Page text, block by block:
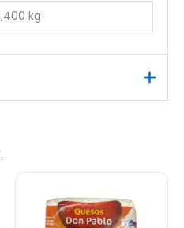
kg
“Obleas
una valoración.